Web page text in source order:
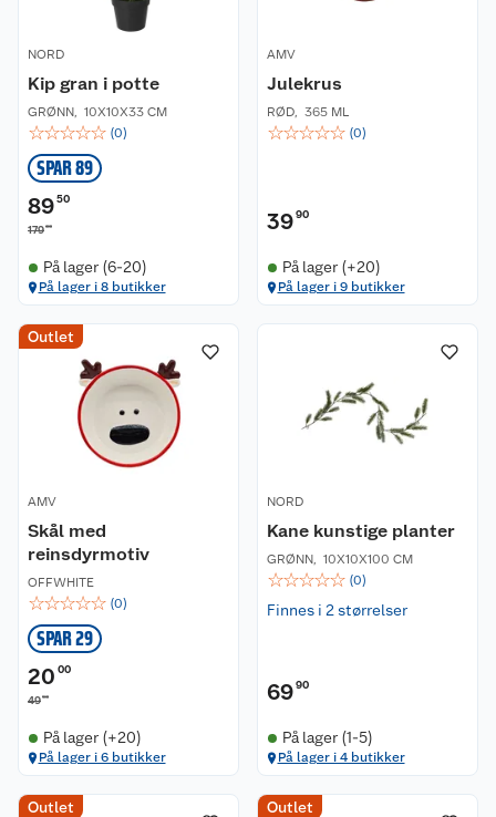
NORD
Kip gran i potte
GRØNN, 10X10X33 CM
☆☆☆☆☆ (0)
SPAR 89
8950
17900
På lager (6-20)
På lager i 8 butikker
AMV
Julekrus
RØD, 365 ML
☆☆☆☆☆ (0)
3990
På lager (+20)
På lager i 9 butikker
Outlet
AMV
Skål med
reinsdyrmotiv
OFFWHITE
☆☆☆☆☆ (0)
SPAR 29
20 00
4990
På lager (+20)
På lager i 6 butikker
NORD
Kane kunstige planter
GRØNN, 10X10X100 CM
☆☆☆☆☆ (0)
Finnes i 2 størrelser
6990
På lager (1-5)
På lager i 4 butikker
Outlet Outlet